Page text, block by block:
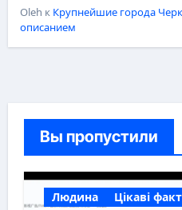
Oleh к Крупнейшие города
описанием
Вы пропустили
Людина Цікаві